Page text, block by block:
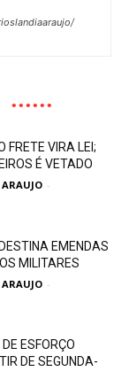
FRETE VIRA LEI;
É VETADO
-
EMENDAS
MILITARES
-
ESFORÇO
DE SEGUNDA-